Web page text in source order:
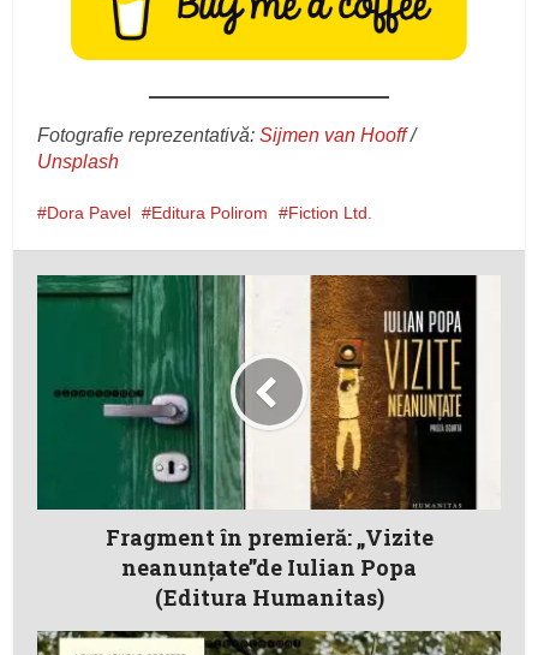
Fotografie reprezentativă:Sijmen van Hooff/
Unsplash
Dora Pavel Editura Polirom Fiction Ltd.
Fragment în premieră: „Vizite
neanunțate”de Iulian Popa
(Editura Humanitas)